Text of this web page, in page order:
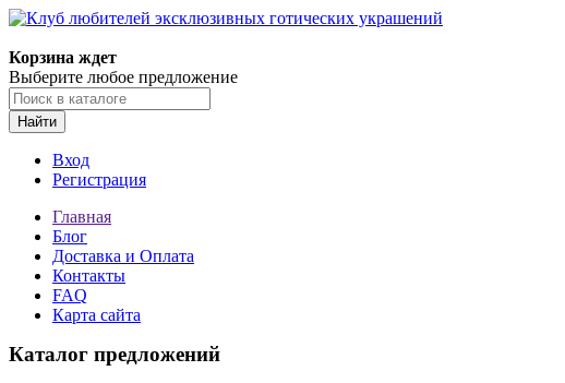
Корзина ждет
Выберите любое предложение
Найти
Вход
Регистрация
Главная
Блог
Доставка и Оплата
Контакты
FAQ
Карта сайта
Каталог предложений